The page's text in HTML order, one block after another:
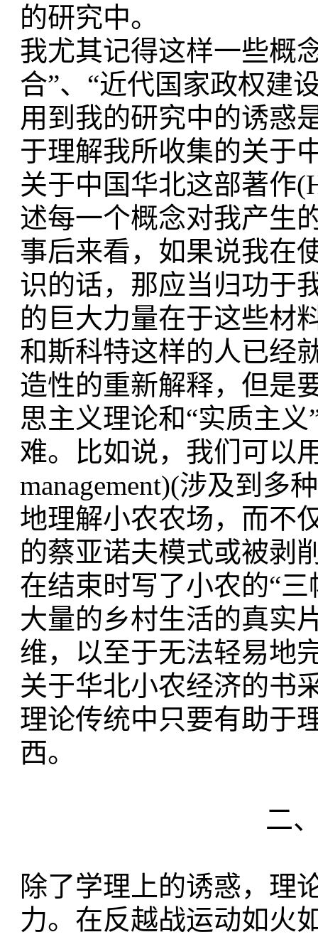
的研究中。
我尤其记得这样一些概
合”、 “近代国家政权建
用到我的研究中的诱惑
于理解我所收集的关于
关于中国华北这部著作
述每一个概念对我产生
事后来看，如果说我在
识的话， 那应当归功于
的巨大力量在于这些材
和斯科特这样的人已经
造性的重新解释， 但是
思主义理论和“实质主义
难。比如说， 我们可以
management)(涉及到多
地理解小农农场， 而不
的蔡亚诺夫模式或被剥
在结束时写了小农的“三
大量的乡村生活的真实
维， 以至于无法轻易地
关于华北小农经济的书
理论传统中只要有助于
西。
二
除了学理上的诱惑，理
力。 在反越战运动如火